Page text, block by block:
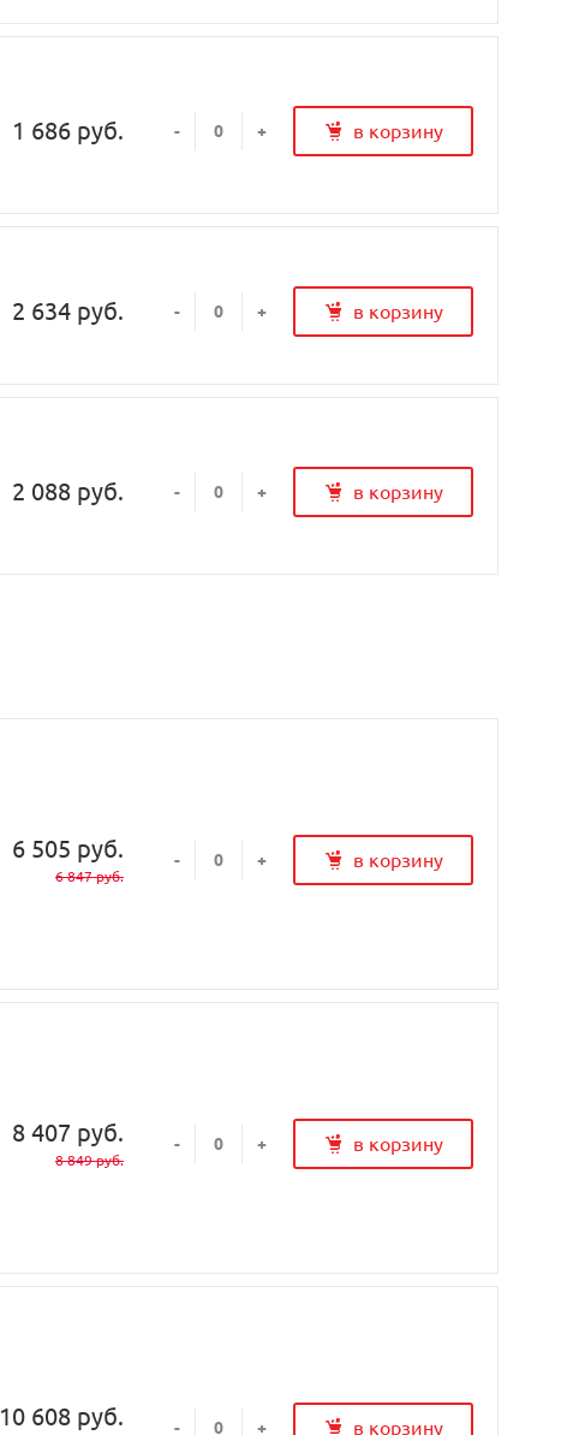
1 686 руб. - + в корзину
2 634 руб. - + в корзину
2 088 руб. - + в корзину
6 505 руб.
6 847 руб.
- + в корзину
8 407 руб.
8 849 руб.
- + в корзину
10 608 руб. - + в корзину